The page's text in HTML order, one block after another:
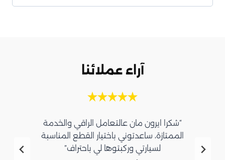
آراء عملائنا
“شكرا ايرون مان عالتعامل الراقي والخدمة
الممتازة، ساعدتوني باختيار القطع المناسبة
لسيارتي وركبتوها لي باحتراف”